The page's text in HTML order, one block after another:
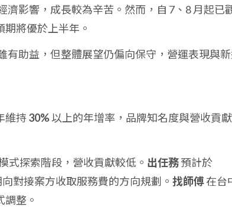
濟影響，成長較為辛苦。然而，自 7、8 月起已
將優於上半年。
有助益，但整體展望仍偏向保守，營運表現與
維持30%以上的年增率，品牌知名度與營收貢
式探索階段，營收貢獻較低。 出任務預計於
對接案方收取服務費的方向規劃。 找師傅在台
整。